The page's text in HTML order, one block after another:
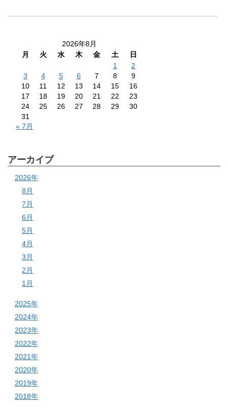
2026年8月
月
火 水 木 金 土
日
1
2
3
4 5 6 7 8
9
10
11 12 13 14 15
16
17
18 19 20 21 22
23
24
25 26 27 28 29
30
31
« 7月
アーカイブ
2026年
8月
7月
6月
5月
4月
3月
2月
1月
2025年
2024年
2023年
2022年
2021年
2020年
2019年
2018年